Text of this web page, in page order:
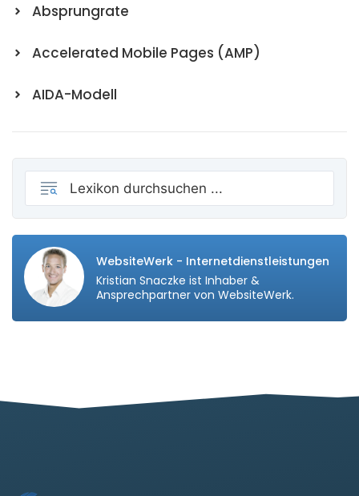
Absprungrate
Accelerated Mobile Pages (AMP)
AIDA-Modell
WebsiteWerk - Internetdienstleistungen
Kristian Snaczke ist Inhaber &
Ansprechpartner von WebsiteWerk.